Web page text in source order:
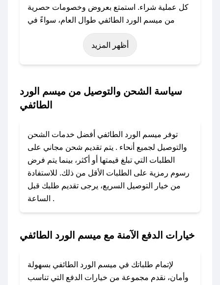
كل عملية شراء. استمتع بعروض وخصومات حصرية
من ميسم الورد الطائفي طوال العام، سواءً في
المناسبات مثل عيد الفطر، عيد الأضحى، الجمعة
البيضاء (شهر نوفمبر)، رمضان، اليوم الوطني، يوم
التأسيس، أو حتى عروض خاصة أخرى.
الطائفي؟
باستخدام تطبيق صحصح، يمكنك العثور بسهولة على
الكوبون، تواصل معنا عبر تويتر أو البريد الإلكتروني
لإضافته بسرعة.
### كيفية استخدام كود خصم ميسم الورد
الطائفي؟
1. انسخ كود الخصم من تطبيق صحصح.
2. الصقه في خانة الدفع عند التسوق من ميسم الورد
لا تقلق! يمكنك التواصل مع فريق دعم صحصح عبر
الرسائل الخاصة على تويتر أو البريد الإلكتروني،
أظهر المزيد
سياسة الشحن والتوصيل من ميسم الورد
الطائفي
توفر ميسم الورد الطائفي أفضل خدمات الشحن
والتوصيل لجميع أنحاء . يتم تقديم شحن مجاني على
الطلبات التي تبلغ قيمتها أو أكثر، بينما يتم فرض
رسوم رمزية على الطلبات الأقل من ذلك. للاستفادة
من خيار التوصيل السريع، يرجى تقديم طلبك قبل
الساعة .
خيارات الدفع الآمنة مع ميسم الورد الطائفي
لإتمام طلباتك في ميسم الورد الطائفي بسهولة
وأمان، نقدم مجموعة من خيارات الدفع التي تناسب